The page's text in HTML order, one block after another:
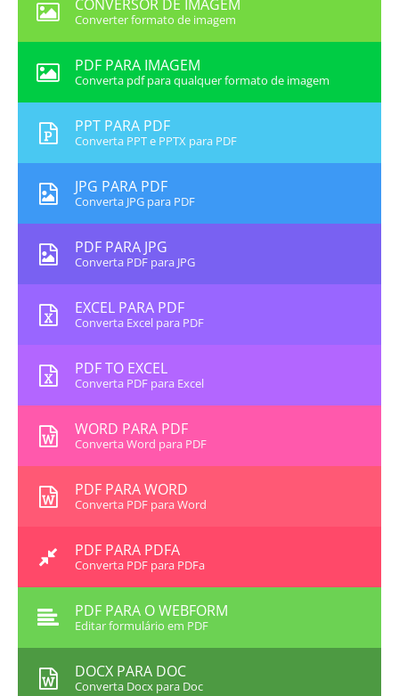
CONVERSOR DE IMAGEM
Converter formato de imagem
PDF PARA IMAGEM
Converta pdf para qualquer formato de imagem
PPT PARA PDF
Converta PPT e PPTX para PDF
JPG PARA PDF
Converta JPG para PDF
PDF PARA JPG
Converta PDF para JPG
EXCEL PARA PDF
Converta Excel para PDF
PDF TO EXCEL
Converta PDF para Excel
WORD PARA PDF
Converta Word para PDF
PDF PARA WORD
Converta PDF para Word
PDF PARA PDFA
Converta PDF para PDFa
PDF PARA O WEBFORM
Editar formulário em PDF
DOCX PARA DOC
Converta Docx para Doc